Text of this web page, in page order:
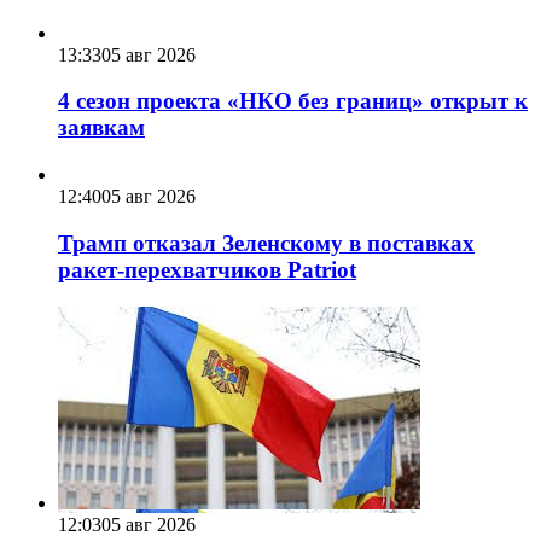
13:3305 авг 2026
4 сезон проекта «НКО без границ» открыт к
заявкам
12:4005 авг 2026
Трамп отказал Зеленскому в поставках
ракет-перехватчиков Patriot
12:0305 авг 2026